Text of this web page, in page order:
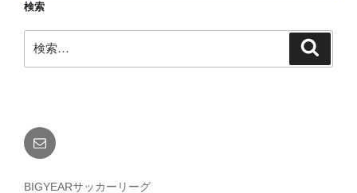
検索
索:
メ
ー
BIGYEARサッカーリーグ